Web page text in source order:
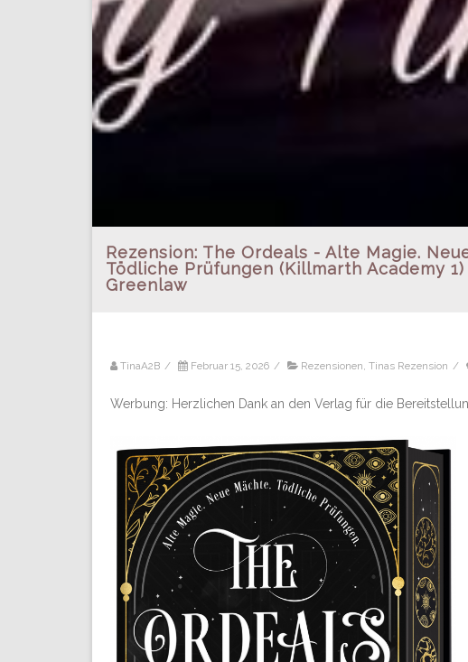
Rezension: The Ordeals - Alte Magie.
Tödliche Prüfungen (Killmarth Academy
Greenlaw
TinaA2B / Februar 15, 2026 / Rezensionen, Tinas Rezension /
Werbung: Herzlichen Dank an den Verlag für die